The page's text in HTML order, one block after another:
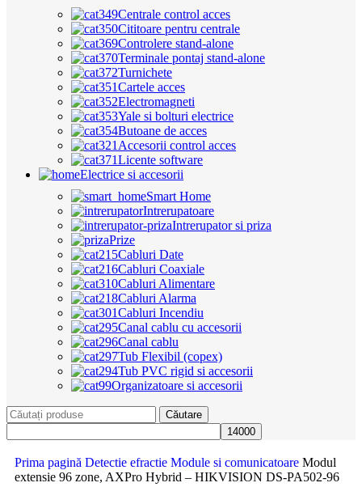
Centrale control acces
Cititoare pentru centrale
Controlere stand-alone
Terminale pontaj stand-alone
Turnichete
Cartele acces
Electromagneti
Yale si bolturi electrice
Butoane de acces
Accesorii control acces
Licente software
Electrice si accesorii
Smart Home
Intrerupatoare
Intrerupator si priza
Prize
Cabluri Date
Cabluri Coaxiale
Cabluri Alimentare
Cabluri Alarma
Cabluri Incendiu
Canal cablu cu accesorii
Canal cablu
Tub Flexibil (copex)
Tub PVC rigid si accesorii
Organizatoare si accesorii
Căutare
Prima pagină Detectie efractie Module si comunicatoare Modul
extensie 96 zone, AXPro Hybrid – HIKVISION DS-PA502-96